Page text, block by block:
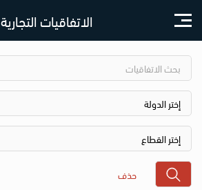
الاتفاقيات التجارية